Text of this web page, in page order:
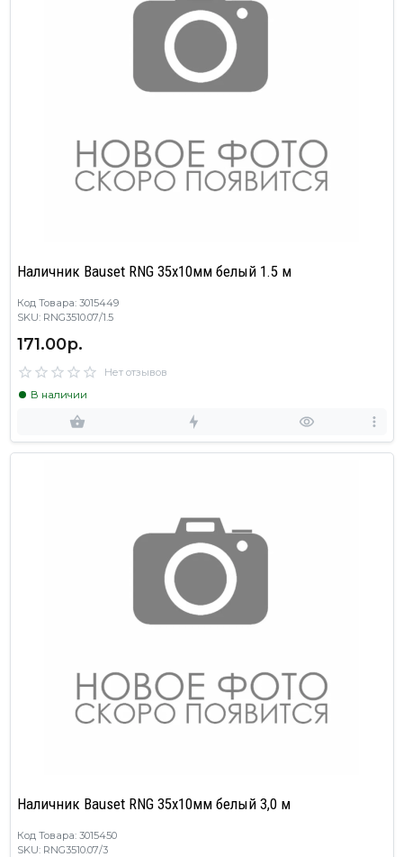
Наличник Bauset RNG 35х10мм белый 1.5 м
Код Товара: 3015449
SKU: RNG3510.07/1.5
171.00р.
Нет отзывов
В наличии
Наличник Bauset RNG 35х10мм белый 3,0 м
Код Товара: 3015450
SKU: RNG3510.07/3